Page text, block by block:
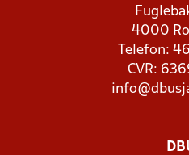
4000
Telefon:
CVR: